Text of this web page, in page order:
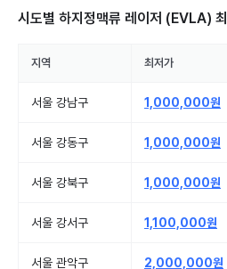
시도별 하지정맥류 레이저 (EVLA)
지역 최저가
서울 강남구 1,000,000원
서울 강동구 1,000,000원
서울 강북구 1,000,000원
서울 강서구 1,100,000원
서울 관악구 2,000,000원